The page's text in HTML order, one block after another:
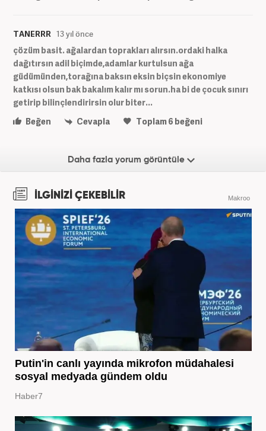
TANERRR 13 yıl önce
çözüm basit. ağalardan toprakları alırsın.ordaki halka
dağıtırsın adil biçimde,adamlar kurtulsun ağa
güdümünden,torağına baksın eksin biçsin ekonomiye
katkısı olsun bak bakalım kalır mı sorun.ha bi de çocuk sınırı
getirip bilinçlendirirsin olur biter...
Beğen
Cevapla Toplam6 beğeni
Daha fazla yorum görüntüle
İLGİNİZİ ÇEKEBİLİR Makroo
Putin'in canlı yayında mikrofon müdahalesi
sosyal medyada gündem oldu
Haber7